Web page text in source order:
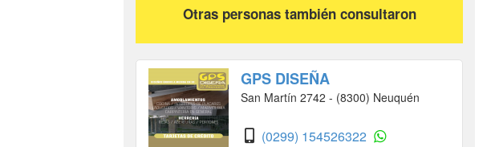
Otras personas también consultaron
GPS DISEÑA
San Martín 2742 - (8300) Neuquén
(0299) 154526322